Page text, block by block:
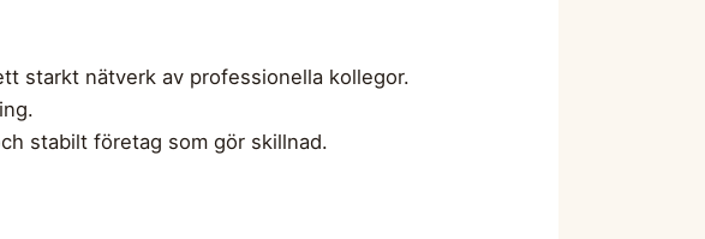
starkt nätverk av professionella kollegor.
stabilt företag som gör skillnad.